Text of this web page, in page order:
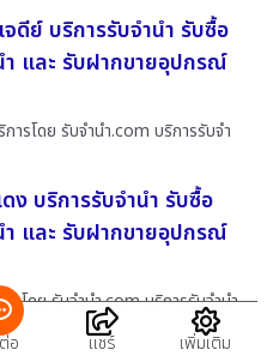
ดีย์ บริการรับจำนำ รับซื้อ
และ รับฝากขายอุปกรณ์
ารโดย รับจํานํา.com บริการรับจำ
ง บริการรับจำนำ รับซื้อ
และ รับฝากขายอุปกรณ์
รโดย รับจํานํา.com บริการรับจำนำ
อ แชร์ เพิ่มเติม